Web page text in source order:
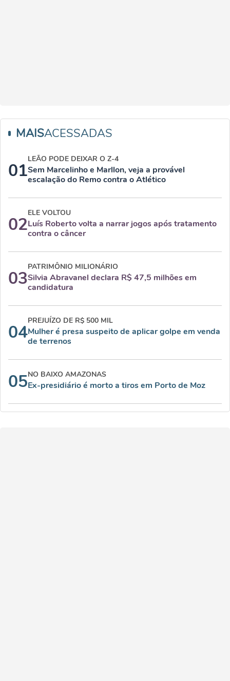
MAISACESSADAS
01
LEÃO PODE DEIXAR O Z-4
Sem Marcelinho e Marllon, veja a provável
escalação do Remo contra o Atlético
02
ELE VOLTOU
Luís Roberto volta a narrar jogos após tratamento
contra o câncer
03
PATRIMÔNIO MILIONÁRIO
Silvia Abravanel declara R$ 47,5 milhões em
candidatura
04
PREJUÍZO DE R$ 500 MIL
Mulher é presa suspeito de aplicar golpe em venda
de terrenos
05NO BAIXO AMAZONAS
Ex-presidiário é morto a tiros em Porto de Moz